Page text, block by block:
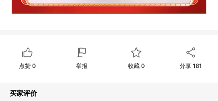
点赞 0 举报 收藏 0 分享 181
买家评价